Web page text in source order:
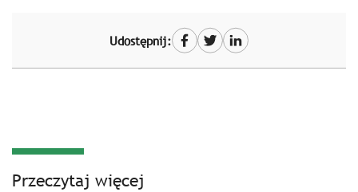
Udostępnij:
Przeczytaj więcej